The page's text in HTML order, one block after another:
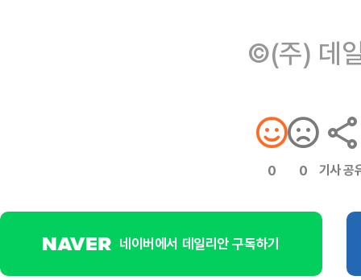
©(주) 데
0 0 기사 공
네이버에서 데일리안 구독하기